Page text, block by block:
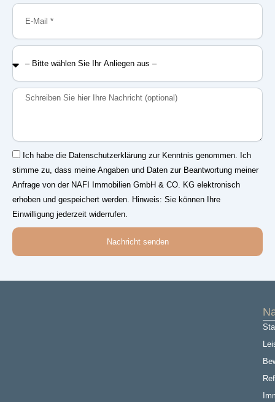
E-
Mail
–
Bitte
Sie
Ihr
Nachricht
Einwilligung
Ich habe die Datenschutzerklärung zur Kenntnis genommen. Ich
stimme zu, dass meine Angaben und Daten zur Beantwortung meiner
Anfrage von der NAFI Immobilien GmbH & CO. KG elektronisch
erhoben und gespeichert werden. Hinweis: Sie können Ihre
Einwilligung jederzeit widerrufen.
Nachricht senden